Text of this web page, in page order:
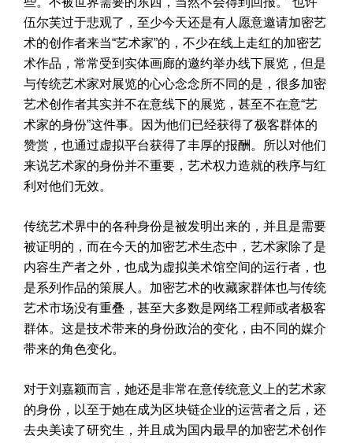
伍尔芙过于悲观了，至少今天还是有人愿意邀请加密艺
术的创作者来当“艺术家”的，不少在线上走红的加密艺
术作品，常常受到实体画廊的邀约举办线下展览，但是
与传统艺术家对展览的心心念念所不同的是，很多加密
艺术创作者其实并不在意线下的展览，甚至不在意“艺
术家的身份”这件事。因为他们已经获得了极客群体的
赞赏，也通过虚拟平台获得了丰厚的报酬。所以对他们
来说艺术家的身份并不重要，艺术权力造就的秩序与红
利对他们无效。
传统艺术界中的各种身份是被发明出来的，并且是需要
被证明的，而在今天的加密艺术生态中，艺术家除了是
内容生产者之外，也成为虚拟美术馆空间的运行者，也
是系列作品的策展人。加密艺术的收藏家群体也与传统
艺术市场没有重叠，甚至大多数是网络工程师或者极客
群体。这是技术带来的身份政治的变化，由不同的媒介
带来的角色变化。
对于刘嘉颖而言，她还是非常在意传统意义上的艺术家
的身份，以至于她在成为区块链企业的运营者之后，还
去央美读了研究生，并且成为国内最早的加密艺术创作